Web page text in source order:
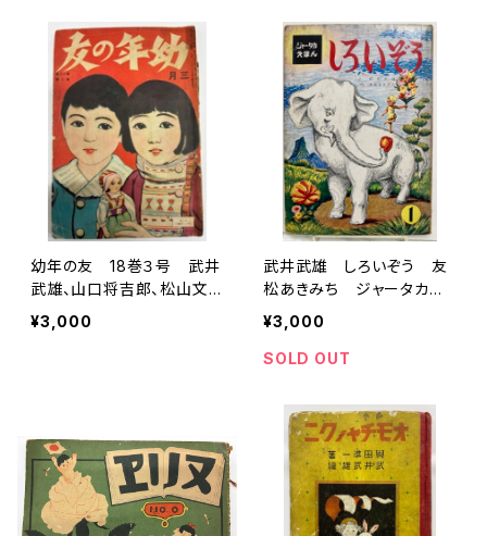
幼年の友 18巻３号 武井
武雄、山口将吉郎、松山文
雄など 大正15年 実業之
日本社
¥3,000
武井武雄 しろいぞう 友
松あきみち ジャータカえ
ほん１ 1959年？ 鈴木学
術財団
¥3,000
SOLD OUT